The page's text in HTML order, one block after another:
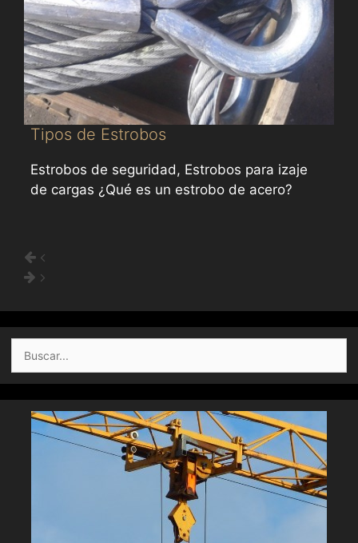
Tipos de Estrobos
Estrobos de seguridad, Estrobos para izaje
de cargas ¿Qué es un estrobo de acero?